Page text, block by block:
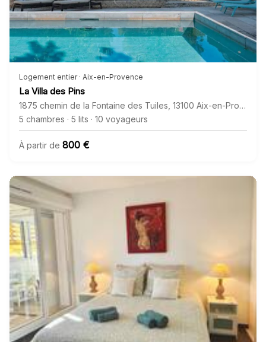
Logement entier · Aix-en-Provence
La Villa des Pins
1875 chemin de la Fontaine des Tuiles 13100 Aix-en-Provence
5 chambres · 5 lits · 10 voyageurs
À partir de 800 €